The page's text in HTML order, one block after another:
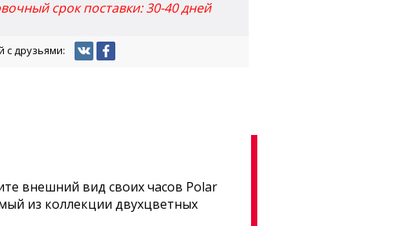
срок поставки: 30-40 дней
с друзьями:
внешний вид своих часов Polar
из коллекции двухцветных